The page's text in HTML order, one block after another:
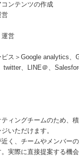
コンテンツの作成
営
運営
ス＞Google analytics、
twitter、LINE＠、
ティングチームのため、
いただけます。
近く、チームやメンバー
実際に直接提案する機会